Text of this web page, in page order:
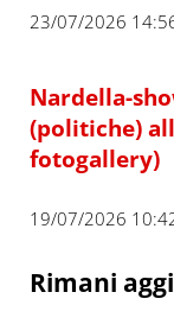
23/07/2026
Nardella-
(politiche)
fotogallery)
19/07/2026
Rimani